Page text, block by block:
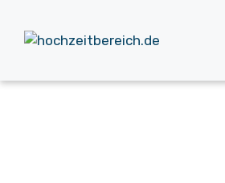
Inhalt
springen